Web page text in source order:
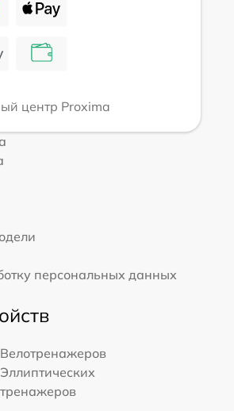
центр Proxima
персональных данных
Велотренажеров
Эллиптических
тренажеров